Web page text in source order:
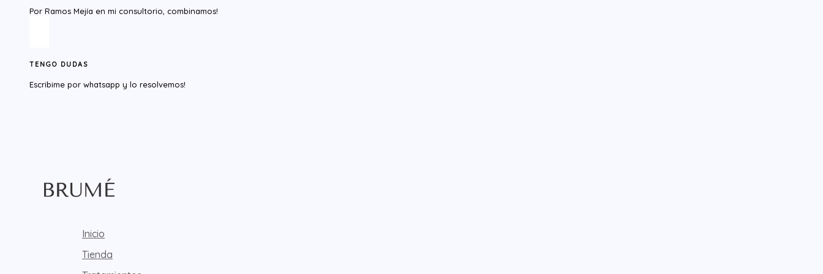
Por Ramos Mejía en mi consultorio, combinamos!
TENGO DUDAS
Escribime por whatsapp y lo resolvemos!​
Inicio
Tienda